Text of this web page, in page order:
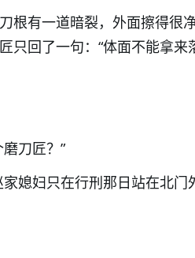
根有一道暗裂，外面擦得很
只回了一句：“体面不能拿来
刀匠？”
媳妇只在行刑那日站在北门